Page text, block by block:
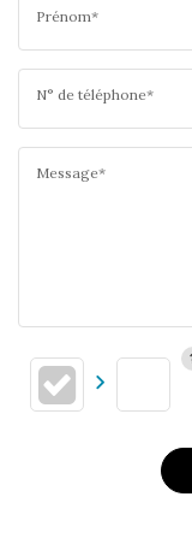
Prénom*
N° de téléphone*
Message*